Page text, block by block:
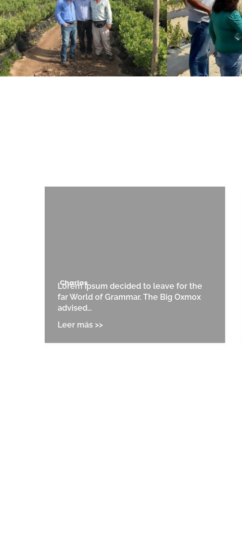
Charlas
Lorem Ipsum decided to leave for the
far World of Grammar. The Big Oxmox
advised…